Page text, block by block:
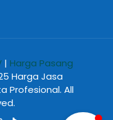
| Harga Pasang
Harga Jasa
Profesional. All